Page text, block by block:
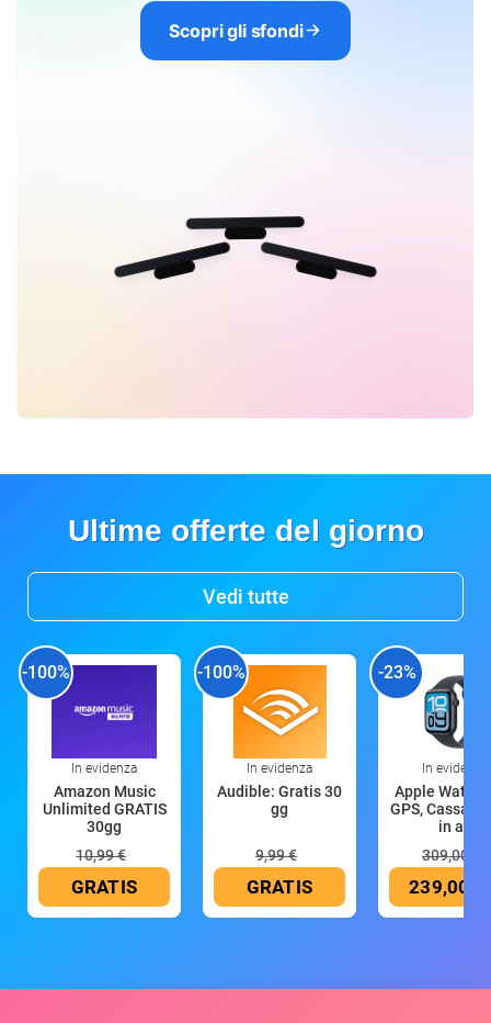
Scopri gli sfondi
Ultime offerte del giorno
Vedi tutte
-100%
In evidenza
Amazon Music
Unlimited GRATIS
30gg
10,99 €
GRATIS
-100%
In evidenza
Audible: Gratis 30
gg
9,99 €
GRATIS
-23%
In evidenza
Apple Watch
GPS, Cassa
in all
309,00 €
239,00 €